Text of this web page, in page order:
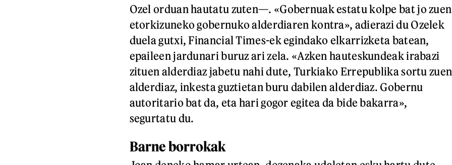
Ozel orduan hautatu zuten—. «Gobernuak estatu kolpe bat jo zuen
etorkizuneko gobernuko alderdiaren kontra», adierazi du Ozelek
duela gutxi, Financial Times-ek egindako elkarrizketa batean,
epaileen jardunari buruz ari zela. «Azken hauteskundeak irabazi
zituen alderdiaz jabetu nahi dute, Turkiako Errepublika sortu zuen
alderdiaz, inkesta guztietan buru dabilen alderdiaz. Gobernu
autoritario bat da, eta hari gogor egitea da bide bakarra»,
segurtatu du.
Barne borrokak